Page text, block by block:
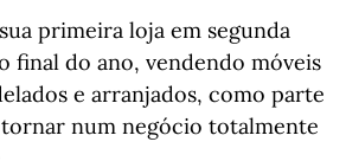
primeira loja em segunda
final do ano, vendendo móveis
e arranjados, como parte
num negócio totalmente